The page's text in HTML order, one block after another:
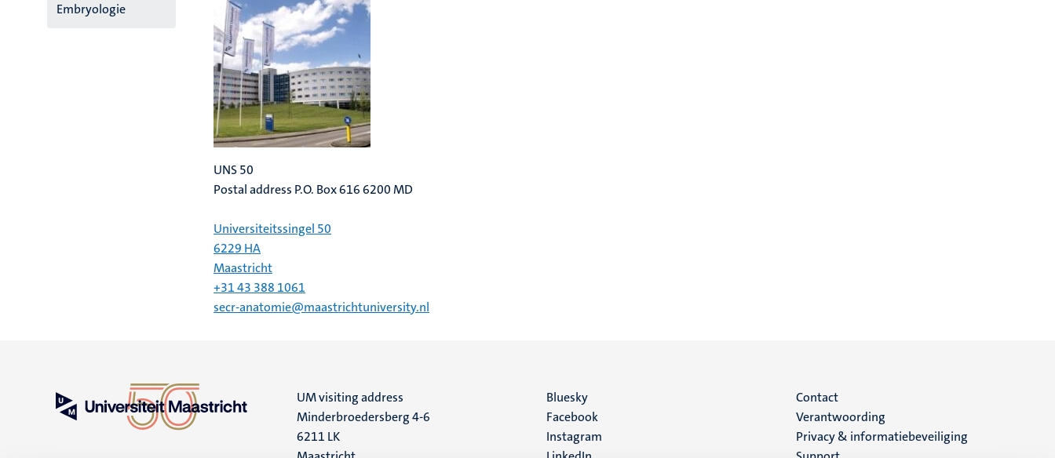
Embryologie
UNS 50
Postal address P.O. Box 616 6200 MD
Universiteitssingel 50
6229 HA
Maastricht
+31 43 388 1061
secr-anatomie@maastrichtuniversity.nl
UM visiting address
Minderbroedersberg 4-6
6211 LK
Social
media
Bluesky
Facebook
Instagram
Menu
footer
Contact
Verantwoording
Privacy & informatiebeveiliging